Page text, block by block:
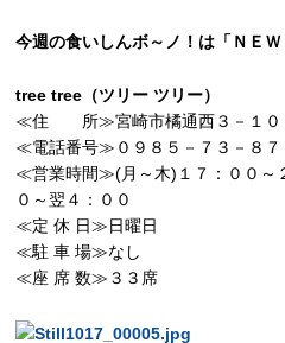
今週の食いしんボ～ノ！は「ＮＥＷ
tree tree（ツリー ツリー）
≪住 所≫宮崎市橘通西３－１０
≪電話番号≫０９８５－７３－８７
≪営業時間≫(月～木)１７：００～
０～翌４：００
≪定 休 日≫日曜日
≪駐 車 場≫なし
≪座 席 数≫３３席